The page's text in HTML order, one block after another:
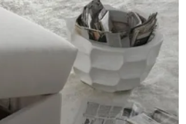
dal design innovativo